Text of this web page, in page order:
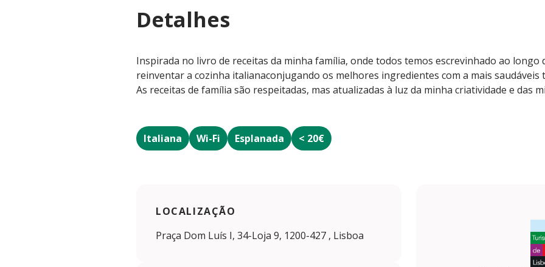
Detalhes
Inspirada no livro de receitas da minha família, onde todos temos escrevinhado ao longo
reinventar a cozinha italianaconjugando os melhores ingredientes com a mais saudáveis
As receitas de família são respeitadas, mas atualizadas à luz da minha criatividade e das
Italiana Wi-Fi Esplanada < 20€
LOCALIZAÇÃO
Praça Dom Luís I, 34-Loja 9, 1200-427 , Lisboa